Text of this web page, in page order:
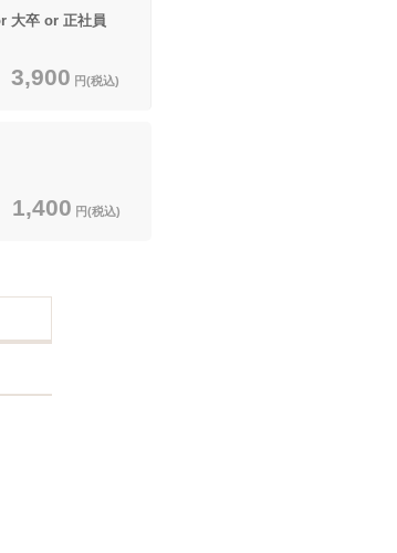
大卒 or 正社員
3,900 円(税込)
1,400 円(税込)